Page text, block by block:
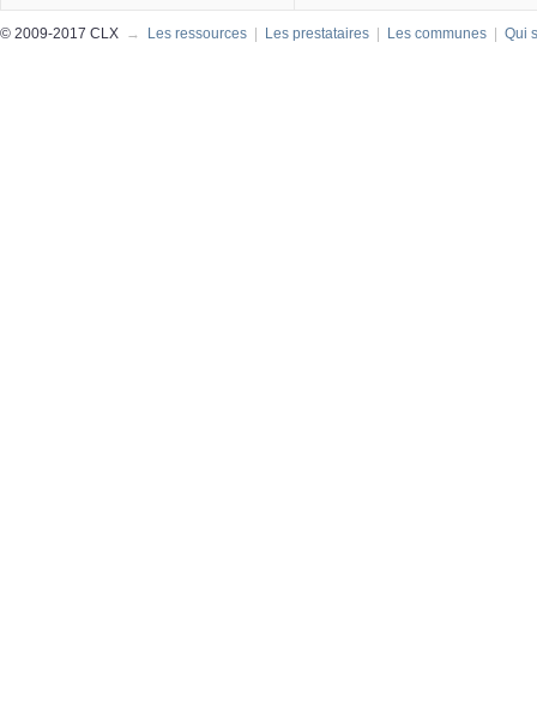
© 2009-2017 CLX → Les ressources Les prestataires Les communes Qui